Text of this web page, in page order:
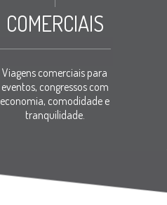
COMERCIAIS
Viagens comerciais para
eventos, congressos com
economia, comodidade e
tranquilidade.